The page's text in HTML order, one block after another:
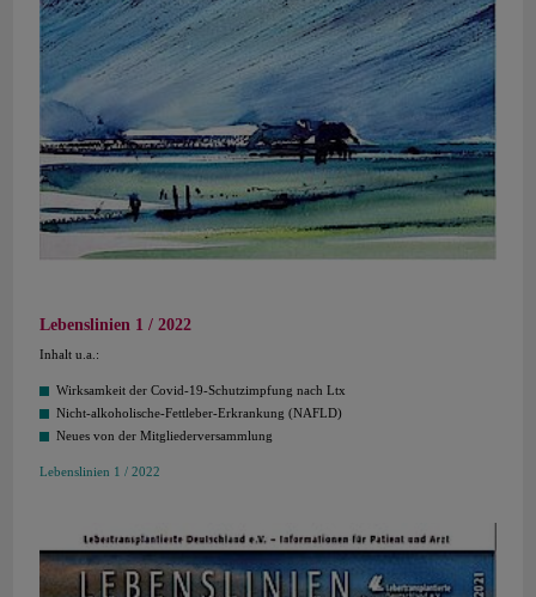
Lebenslinien 1 / 2022
Inhalt u.a.:
Wirksamkeit der Covid-19-Schutzimpfung nach Ltx
Nicht-alkoholische-Fettleber-Erkrankung (NAFLD)
Neues von der Mitgliederversammlung
Lebenslinien 1 / 2022